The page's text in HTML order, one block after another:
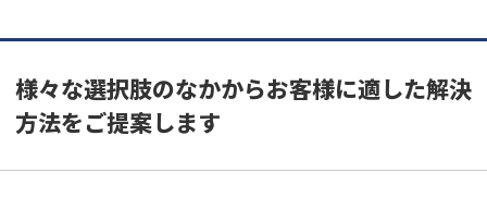
様々な選択肢のなかからお客様に適した解決
方法をご提案します